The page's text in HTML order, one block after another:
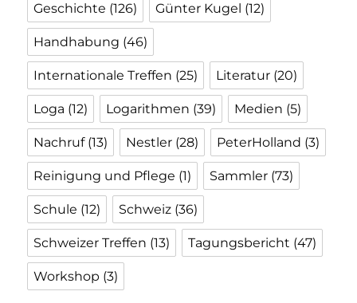
Geschichte (126) Günter Kugel (12)
Handhabung (46)
Internationale Treffen (25) Literatur (20)
Loga (12) Logarithmen (39) Medien (5)
Nachruf(13) Nestler (28) PeterHolland (3)
Reinigung und Pflege (1) Sammler (73)
Schule (12) Schweiz (36)
Schweizer Treffen (13) Tagungsbericht (47)
Workshop (3)